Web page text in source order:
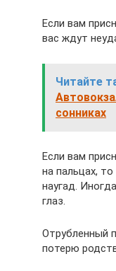
Если вам
вас ждут
Читайте
сонниках
Если вам
на пальцах,
наугад.
глаз.
Отрубленный
потерю